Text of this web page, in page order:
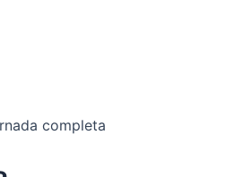
completa